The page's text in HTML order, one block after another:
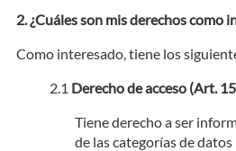
¿Cuáles son mis derechos como
Como interesado, tiene los
Derecho de acceso (Art.
Tiene derecho a ser
de las categorías de